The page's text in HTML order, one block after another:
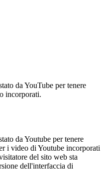
da YouTube per tenere
incorporati.
da Youtube per tenere
i video di Youtube incorporati
del sito web sta
dell'interfaccia di